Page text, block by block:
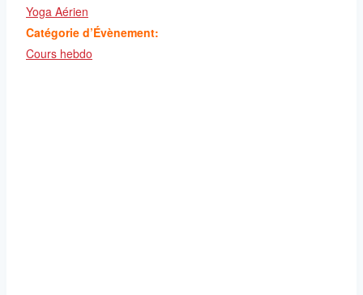
Yoga Aérien
Catégorie d’Évènement:
Cours hebdo